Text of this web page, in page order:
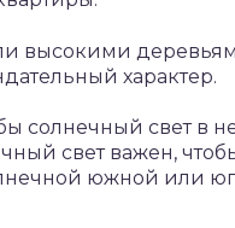
высокими
характер.
солнечный свет в
свет важен,
южной или